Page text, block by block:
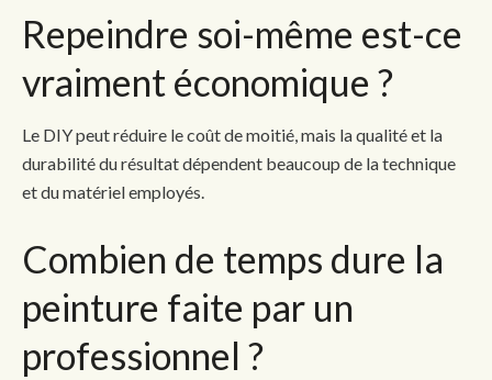
Repeindre soi-même est-ce
vraiment économique ?
Le DIY peut réduire le coût de moitié, mais la qualité et la
durabilité du résultat dépendent beaucoup de la technique
et du matériel employés.
Combien de temps dure la
peinture faite par un
professionnel ?